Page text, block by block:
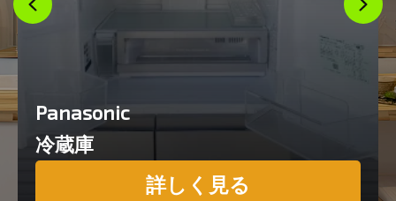
Panasonic
冷蔵庫
詳しく見る